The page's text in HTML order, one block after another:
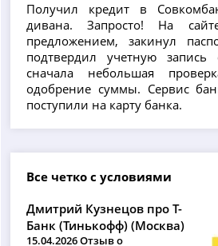
Получил кредит в
дивана. Запросто! На
предложением, закинул
подтвердил учетную запись
сначала небольшая
одобрение суммы. Сервис
поступили на карту банка.
Все четко с условиями
Дмитрий Кузнецов про Т-
Банк (Тинькофф) (Москва)
15.04.2026 Отзыв о